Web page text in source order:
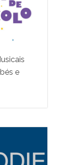
e